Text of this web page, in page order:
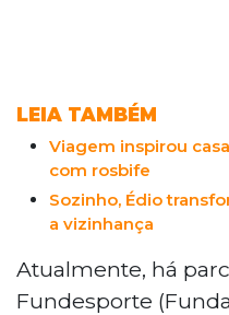
LEIA TAMBÉM
Viagem inspirou
com rosbife
Sozinho, Édio
a vizinhança
Atualmente, há
Fundesporte